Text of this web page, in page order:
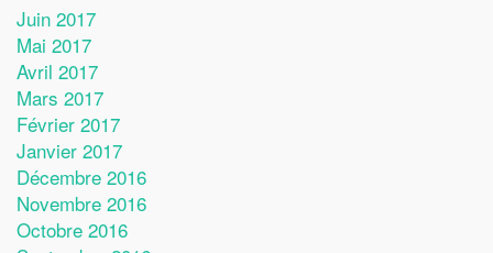
Juin 2017
Mai 2017
Avril 2017
Mars 2017
Février 2017
Janvier 2017
Décembre 2016
Novembre 2016
Octobre 2016